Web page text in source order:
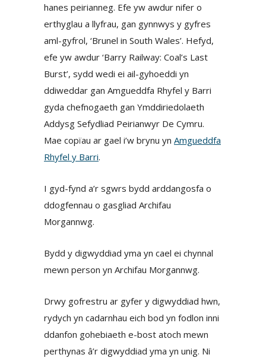
hanes peirianneg. Efe yw awdur nifer o
erthyglau a llyfrau, gan gynnwys y gyfres
aml-gyfrol, ‘Brunel in South Wales’. Hefyd,
efe yw awdur ‘Barry Railway: Coal’s Last
Burst’, sydd wedi ei ail-gyhoeddi yn
ddiweddar gan Amgueddfa Rhyfel y Barri
gyda chefnogaeth gan Ymddiriedolaeth
Addysg Sefydliad Peirianwyr De Cymru.
Mae copïau ar gael i’w brynu yn Amgueddfa
Rhyfel y Barri.
I gyd-fynd a’r sgwrs bydd arddangosfa o
ddogfennau o gasgliad Archifau
Morgannwg.
Bydd y digwyddiad yma yn cael ei chynnal
mewn person yn Archifau Morgannwg.
Drwy gofrestru ar gyfer y digwyddiad hwn,
rydych yn cadarnhau eich bod yn fodlon inni
ddanfon gohebiaeth e-bost atoch mewn
perthynas â’r digwyddiad yma yn unig. Ni